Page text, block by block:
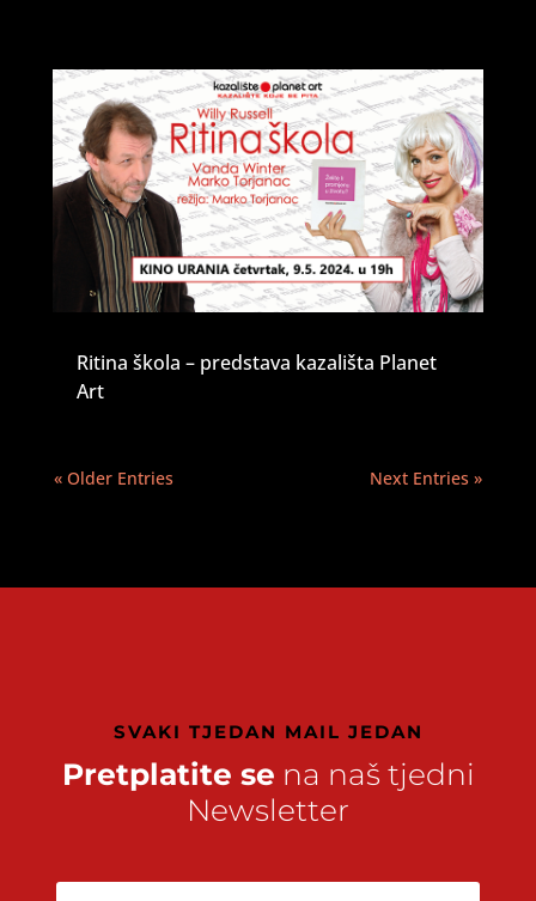
Ritina škola – predstava kazališta Planet
Art
« Older Entries Next Entries »
SVAKI TJEDAN MAIL JEDAN
Pretplatite se na naš tjedni
Newsletter